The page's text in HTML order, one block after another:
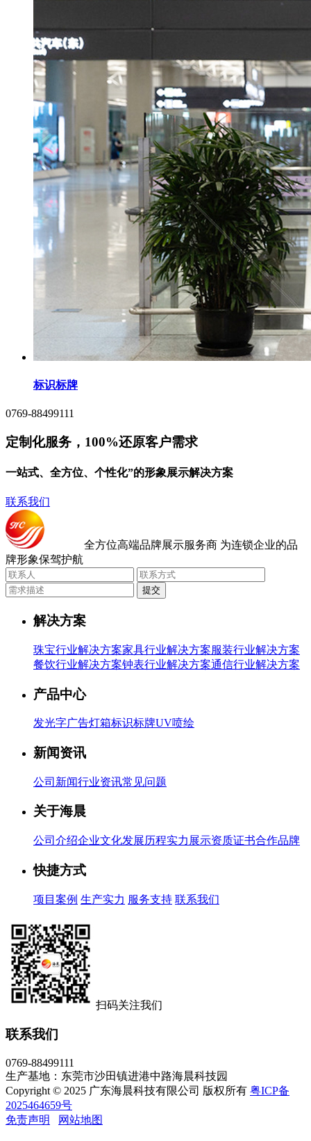
标识标牌
0769-88499111
定制化服务，100%还原客户需求
一站式、全方位、个性化”的形象展示解决方案
联系我们
全方位高端品牌展示服务商 为连锁企业的品
牌形象保驾护航
提交
解决方案
珠宝行业解决方案家具行业解决方案服装行业解决方案
餐饮行业解决方案钟表行业解决方案通信行业解决方案
产品中心
发光字广告灯箱标识标牌UV喷绘
新闻资讯
公司新闻行业资讯常见问题
关于海晨
公司介绍企业文化发展历程实力展示资质证书合作品牌
快捷方式
项目案例 生产实力 服务支持 联系我们
扫码关注我们
联系我们
0769-88499111
生产基地：东莞市沙田镇进港中路海晨科技园
Copyright © 2025 广东海晨科技有限公司 版权所有 粤ICP备
2025464659号
免责声明
网站地图